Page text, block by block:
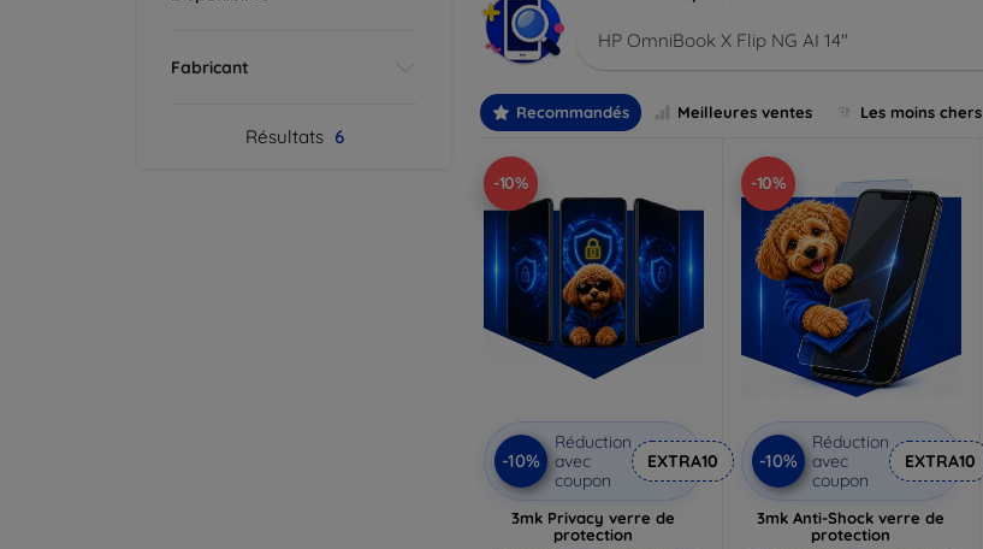
Fabricant
Résultats 6
HP OmniBook X Flip NG AI 14"
Recommandés Meilleures ventes Les moins chers
-10%
-10%
Réduction
avec
coupon
EXTRA10
3mk Privacy verre de
protection
-10%
-10%
Réduction
avec
coupon
EXTRA10
3mk Anti-Shock verre de
protection